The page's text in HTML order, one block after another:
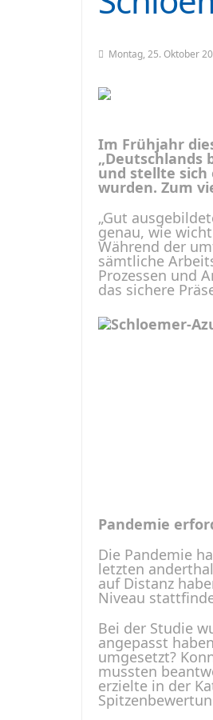
Montag, 25. Oktober
Im Frühjahr
„Deutschlands
und stellte
wurden. Zum
„Gut
genau, wie
Während der
sämtliche
Prozessen und
das sichere
Pandemie
Die Pandemie
letzten
auf Distanz
Niveau
Bei der Studie
angepasst
umgesetzt?
mussten
erzielte in der